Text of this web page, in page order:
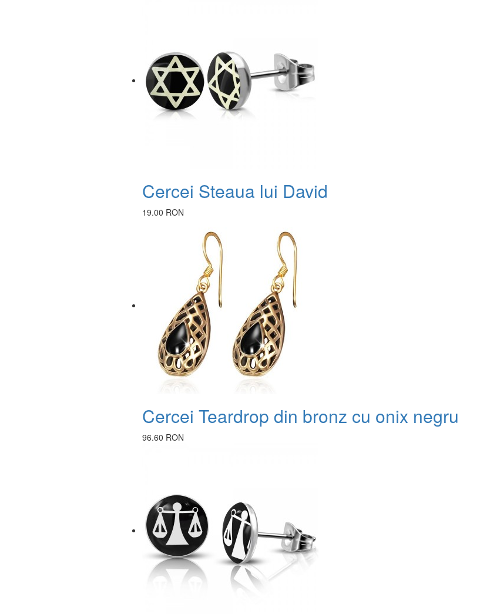
Cercei Steaua lui David
19.00 RON
Cercei Teardrop din bronz cu onix negru
96.60 RON